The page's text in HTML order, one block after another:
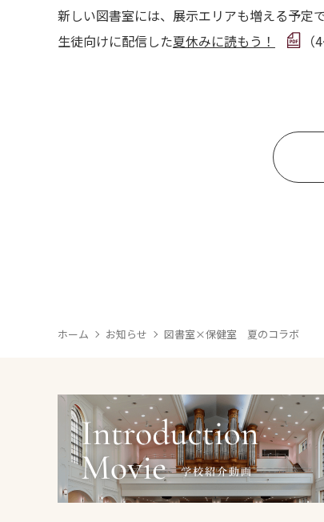
新しい図書室には、展示エリアも増える予定
生徒向けに配信した夏休みに読もう！
ホーム お知らせ 図書室×保健室 夏のコラボ